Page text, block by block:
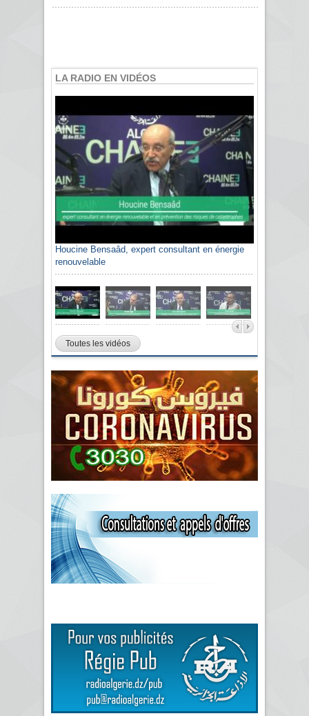
LA RADIO EN VIDÉOS
Houcine Bensaâd, expert consultant en énergie
renouvelable
Toutes les vidéos